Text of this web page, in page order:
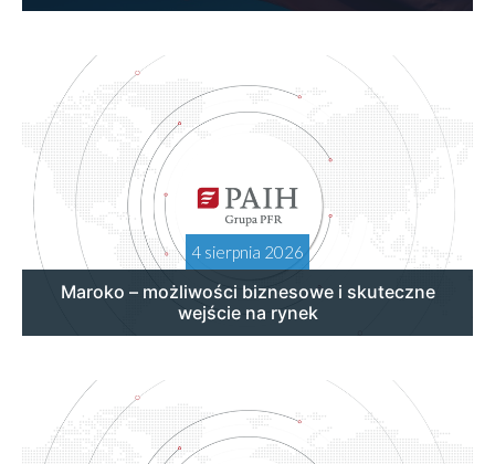
4 sierpnia 2026
Maroko – możliwości biznesowe i skuteczne
wejście na rynek